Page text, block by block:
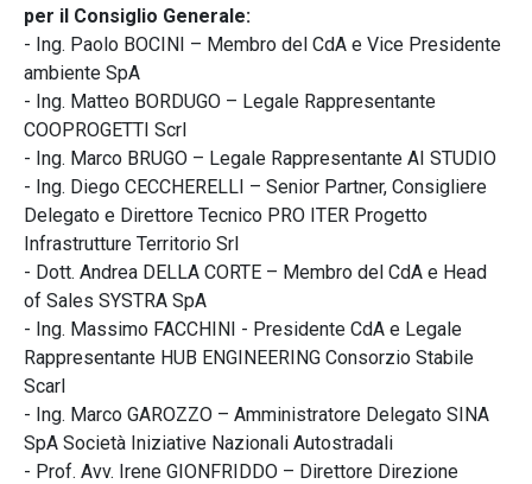
per il Consiglio Generale:
- Ing. Paolo BOCINI – Membro del CdA e Vice Presidente
ambiente SpA
- Ing. Matteo BORDUGO – Legale Rappresentante
COOPROGETTI Scrl
- Ing. Marco BRUGO – Legale Rappresentante AI STUDIO
- Ing. Diego CECCHERELLI – Senior Partner, Consigliere
Delegato e Direttore Tecnico PRO ITER Progetto
Infrastrutture Territorio Srl
- Dott. Andrea DELLA CORTE – Membro del CdA e Head
of Sales SYSTRA SpA
- Ing. Massimo FACCHINI - Presidente CdA e Legale
Rappresentante HUB ENGINEERING Consorzio Stabile
Scarl
- Ing. Marco GAROZZO – Amministratore Delegato SINA
SpA Società Iniziative Nazionali Autostradali
- Prof. Avv. Irene GIONFRIDDO – Direttore Direzione